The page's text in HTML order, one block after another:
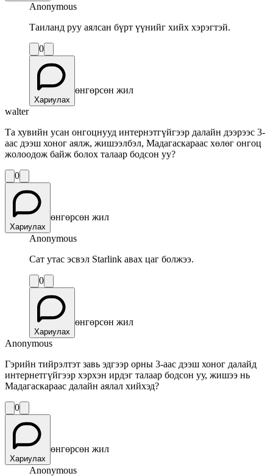
Anonymous
Таиланд руу аялсан бүрт үүнийг хийх хэрэгтэй.
0
Хариулах
өнгөрсөн жил
walter
Та хувийн усан онгоцнууд интернэтгүйгээр далайн дээрээс 3-
аас дээш хоног аялж, жишээлбэл, Мадагаскараас хөлөг онгоц
жолоодож байж болох талаар бодсон уу?
0
Хариулах
өнгөрсөн жил
Anonymous
Сат утас эсвэл Starlink авах цаг болжээ.
0
Хариулах
өнгөрсөн жил
Anonymous
Гэрийн тийрэлтэт завь эдгээр орны 3-аас дээш хоног далайд
интернетгүйгээр хэрхэн ирдэг талаар бодсон уу, жишээ нь
Мадагаскараас далайн аялал хийхэд?
0
Хариулах
өнгөрсөн жил
Anonymous